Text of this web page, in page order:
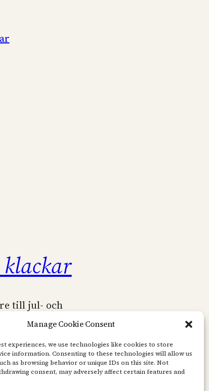
Manage Cookie Consent
experiences, we use technologies like cookies to store
information. Consenting to these technologies will allow us
as browsing behavior or unique IDs on this site. Not
consent, may adversely affect certain features and
till jul- och
en högklackad sko klädd
Winter”? Blir
kränga den lilla, lilla
att jag märkt den med
och annan karamell